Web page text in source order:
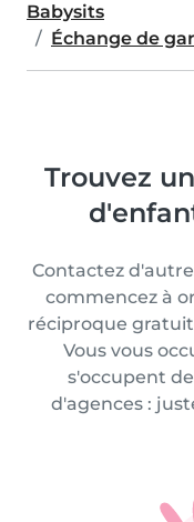
Babysits
Échange de
Trouvez
Contactez
commencez à
réciproque
Vous vous
s'occupent
d'agences :